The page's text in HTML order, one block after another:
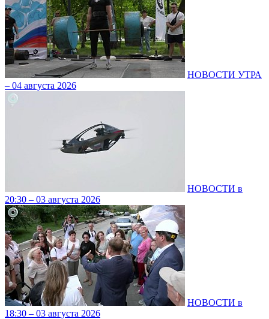
НОВОСТИ УТРА
– 04 августа 2026
НОВОСТИ в
20:30 – 03 августа 2026
НОВОСТИ в
18:30 – 03 августа 2026